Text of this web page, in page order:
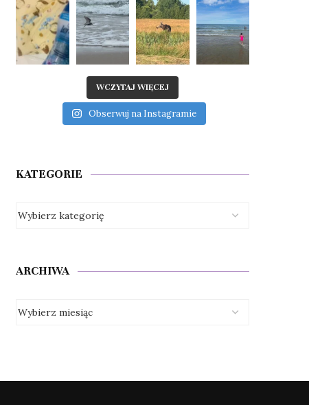
WCZYTAJ WIĘCEJ
Obserwuj na Instagramie
KATEGORIE
ARCHIWA